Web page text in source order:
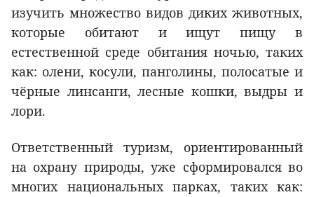
изучить множество видов диких животных,
которые обитают и ищут пищу в
естественной среде обитания ночью, таких
как: олени, косули, панголины, полосатые и
чёрные линсанги, лесные кошки, выдры и
лори.
Ответственный туризм, ориентированный
на охрану природы, уже сформировался во
многих национальных парках, таких как: